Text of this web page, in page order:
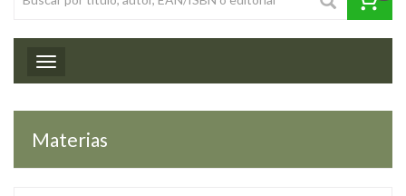
Toggle navigation
Materias